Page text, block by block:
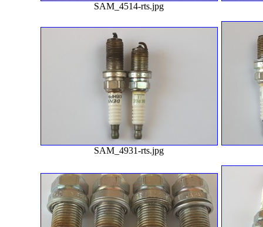
SAM_4514-rts.jpg
SAM_4931-rts.jpg